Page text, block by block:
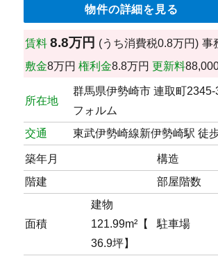
物件の詳細を見る
賃料 8.8万円 (うち消費税0.8万円) 事
敷金8万円 権利金8.8万円 更新料
所在地
群馬県伊勢崎市 連取町
フォルム
交通
東武伊勢崎線新伊勢崎駅 徒
築年月 構造
階建
部屋階数
面積
建物
121.99m²【
36.9坪】
駐車場